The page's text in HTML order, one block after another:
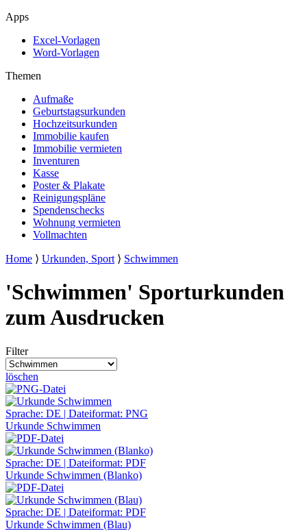
Apps
Excel-Vorlagen
Word-Vorlagen
Themen
Aufmaße
Geburtstagsurkunden
Hochzeitsurkunden
Immobilie kaufen
Immobilie vermieten
Inventuren
Kasse
Poster & Plakate
Reinigungspläne
Spendenschecks
Wohnung vermieten
Vollmachten
Home ⟩ Urkunden, Sport ⟩ Schwimmen
'Schwimmen' Sporturkunden
zum Ausdrucken
Filter
löschen
Sprache: DE | Dateiformat: PNG
Urkunde Schwimmen
Sprache: DE | Dateiformat: PDF
Urkunde Schwimmen (Blanko)
Sprache: DE | Dateiformat: PDF
Urkunde Schwimmen (Blau)